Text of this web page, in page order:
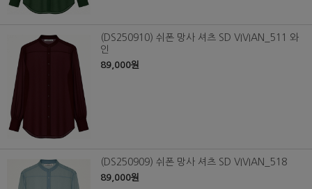
(DS250910) 쉬폰 망사 셔츠 SD VIVIAN_511 와
인
89,000원
(DS250909) 쉬폰 망사 셔츠 SD VIVIAN_518
89,000원